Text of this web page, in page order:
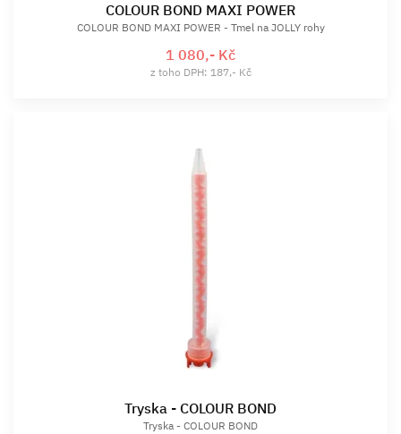
COLOUR BOND MAXI POWER
COLOUR BOND MAXI POWER - Tmel na JOLLY rohy
1 080,- Kč
z toho DPH: 187,- Kč
Tryska - COLOUR BOND
Tryska - COLOUR BOND